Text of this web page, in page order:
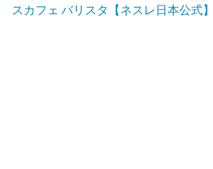
スカフェ バリスタ【ネスレ日本公式】